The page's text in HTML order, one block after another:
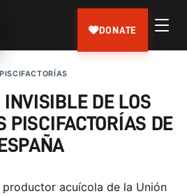
DONATE
PISCIFACTORÍAS
INVISIBLE DE LOS
PISCIFACTORÍAS DE
productor acuícola de la Unión